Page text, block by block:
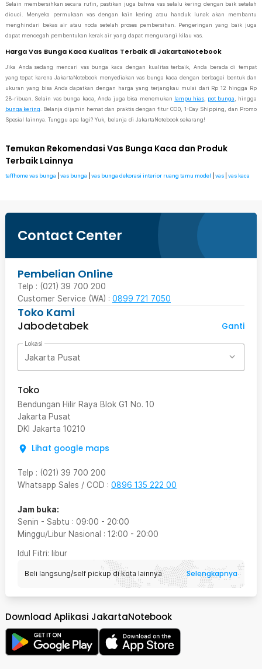
Selain membersihkan secara rutin, pastikan juga bahwa vas selalu kering dengan baik setelah
dicuci. Menyeka permukaan vas dengan kain kering atau handuk lunak akan membantu
menghindari bekas air atau noda setelah proses pembersihan. Pengeringan yang baik juga
dapat mencegah pembentukan kerak air yang dapat mengurangi kilau vas.
Harga Vas Bunga Kaca Kualitas Terbaik di JakartaNotebook
Jika Anda sedang mencari vas bunga kaca dengan kualitas terbaik, Anda berada di tempat
yang tepat karena JakartaNotebook menyediakan vas bunga kaca dengan berbagai bentuk dan
ukuran yang bisa Anda dapatkan dengan harga yang terjangkau mulai dari Rp 12 hingga Rp
28-ribuan. Selain vas bunga kaca, Anda juga bisa menemukan lampu hias, pot bunga , hingga
bunga kering . Belanja dijamin hemat dan praktis dengan fitur COD, 1-Day Shipping, dan Promo
Spesial lainnya. Tunggu apa lagi? Yuk, belanja di JakartaNotebook sekarang!
Temukan Rekomendasi Vas Bunga Kaca dan Produk
Terbaik Lainnya
taffhome vas bunga vas bunga vas bunga dekorasi interior ruang tamu model vas vas kaca
Contact Center
Pembelian Online
Telp : (021) 39 700 200
Customer Service (WA) : 0899 721 7050
Toko Kami
Jabodetabek
Ganti
Lokasi
Jakarta Pusat
Toko
Bendungan Hilir Raya Blok G1 No. 10
Jakarta Pusat
DKI Jakarta 10210
Lihat google maps
Telp : (021) 39 700 200
Whatsapp Sales / COD : 0896 135 222 00
Jam buka:
Senin - Sabtu : 09:00 - 20:00
Minggu/Libur Nasional : 12:00 - 20:00
Idul Fitri: libur
Beli langsung/self pickup di kota lainnya Selengkapnya
Download Aplikasi JakartaNotebook